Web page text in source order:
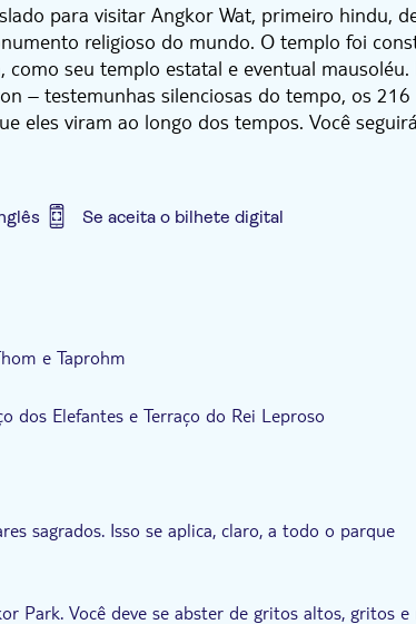
para visitar Angkor Wat, primeiro hindu,
religioso do mundo. O templo foi
seu templo estatal e eventual mausoléu.
– testemunhas silenciosas do tempo, os
eles viram ao longo dos tempos. Você
Reclinado gigante, um quebra-cabeça que só
pela guerra. Phimeanakas está escondido
das árvores para aqueles que conquistam os
admirar a Esplanada do Paço Real mais
do Rei Leproso. Tendo conquistado sua
estruturas feitas pelo homem e as raízes
de musgo em um abraço apertado. De
Se aceita o bilhete digital
e Taprohm
dos Elefantes e Terraço do Rei Leproso
sagrados. Isso se aplica, claro, a todo o parque
Park. Você deve se abster de gritos altos, gritos e